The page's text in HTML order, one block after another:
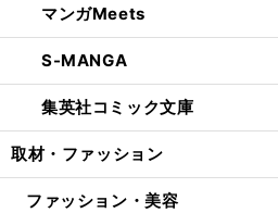
マンガMeets
S-MANGA
集英社コミック文庫
取材・ファッション
ファッション・美容